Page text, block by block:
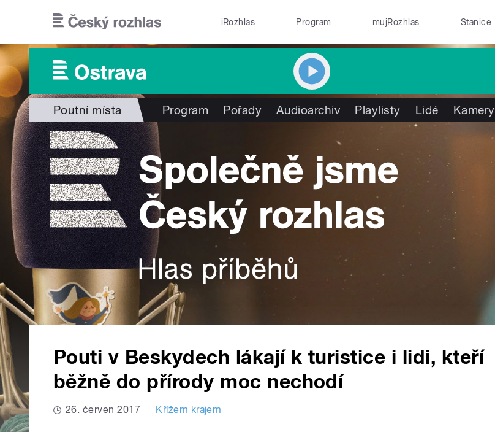
iRozhlas Program mujRozhlas Stanice
Poutní místa Program Pořady Audioarchiv Playlisty Lidé Kamery
Pouti v Beskydech lákají k turistice i lidi, kteří
běžně do přírody moc nechodí
26. červen 2017 Křížem krajem